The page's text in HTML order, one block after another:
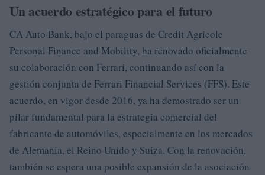
Un acuerdo estratégico para el futuro
CA Auto Bank, bajo el paraguas de Credit Agricole
Personal Finance and Mobility, ha renovado oficialmente
su colaboración con Ferrari, continuando así con la
gestión conjunta de Ferrari Financial Services (FFS). Este
acuerdo, en vigor desde 2016, ya ha demostrado ser un
pilar fundamental para la estrategia comercial del
fabricante de automóviles, especialmente en los mercados
de Alemania, el Reino Unido y Suiza. Con la renovación,
también se espera una posible expansión de la asociación